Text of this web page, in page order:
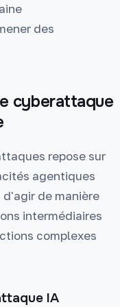
des
cyberattaque
repose sur
agentiques
de manière
intermédiaires
complexes
IA